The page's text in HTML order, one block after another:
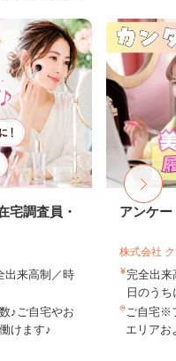
宅調査員・
出来高制／時
♪ご自宅やお
けます♪
アンケ
株式会社
完全出
日のう
ご自宅※
エリアお